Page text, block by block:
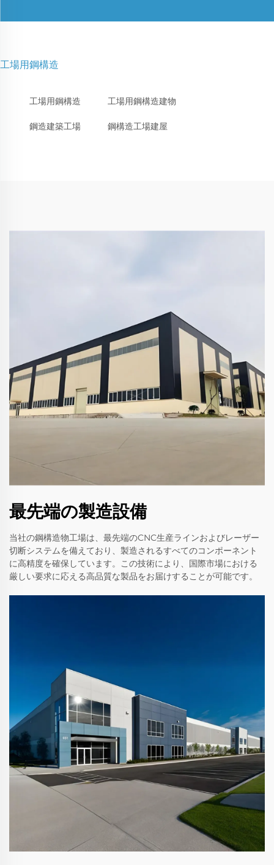
工場用鋼構造
工場用鋼構造 工場用鋼構造建物
鋼造建築工場 鋼構造工場建屋
最先端の製造設備
当社の鋼構造物工場は、最先端のCNC生産ラインおよびレーザー
切断システムを備えており、製造されるすべてのコンポーネント
に高精度を確保しています。この技術により、国際市場における
厳しい要求に応える高品質な製品をお届けすることが可能です。